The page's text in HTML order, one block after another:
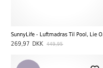
269,97 DKK 449,95